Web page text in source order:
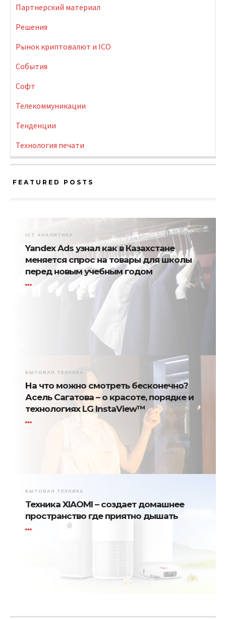
Партнерский материал
Решения
Рынок криптовалют и ICO
События
Софт
Телекоммуникации
Тенденции
Технология печати
FEATURED POSTS
ICT АНАЛИТИКА
Yandex Ads узнал как в Казахстане
меняется спрос на товары для школы
перед новым учебным годом
БЫТОВАЯ ТЕХНИКА
На что можно смотреть бесконечно?
Асель Сагатова – о красоте, порядке и
технологиях LG InstaView™
БЫТОВАЯ ТЕХНИКА
Техника XIAOMI – создает домашнее
пространство где приятно дышать